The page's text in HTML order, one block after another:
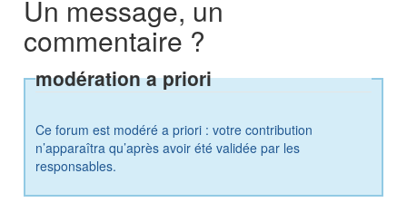
Un message, un
commentaire ?
modération a priori
Ce forum est modéré a priori : votre contribution
n’apparaîtra qu’après avoir été validée par les
responsables.